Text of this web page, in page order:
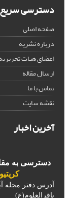
دسترسی سریع
صفحه اصلی
درباره نشریه
اعضای هیات تحریریه
ارسال مقاله
تماس با ما
نقشه سایت
آخرین اخبار
دسترسی به
آدرس دفتر مجله
باقرالعلوم(ع)